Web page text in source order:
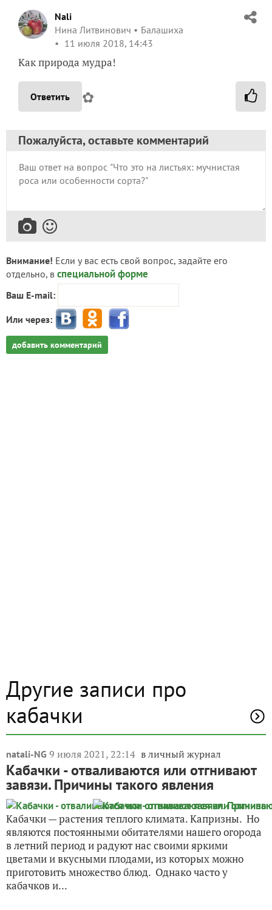
Nali
Нина Литвинович
Балашиха
11 июля 2018, 14:43
Как природа мудра!
Ответить ✿
Пожалуйста, оставьте комментарий
Внимание! Если у вас есть свой вопрос, задайте его
отдельно, в специальной форме
Ваш E-mail:
Или через:
добавить комментарий
Другие записи про
кабачки
natali-NG 9 июля 2021, 22:14 в личный журнал
Кабачки - отваливаются или отгнивают
завязи. Причины такого явления
Кабачки — растения теплого климата. Капризны. Но
являются постоянными обитателями нашего огорода
в летний период и радуют нас своими яркими
цветами и вкусными плодами, из которых можно
приготовить множество блюд. Однако часто у
кабачков и...